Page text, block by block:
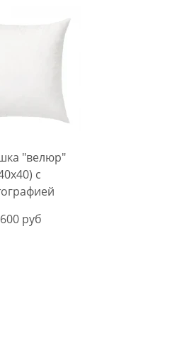
"велюр"
с
руб